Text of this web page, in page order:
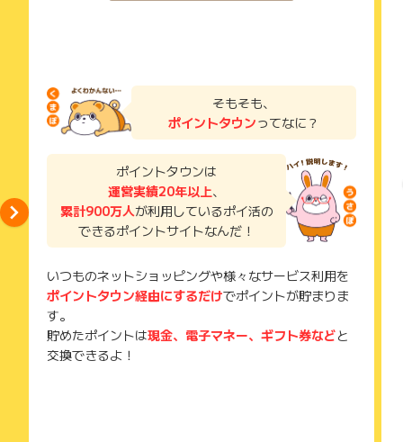
そもそも、
ポイントタウンってなに？
ポイントタウンは
運営実績20年以上、
累計900万人が利用しているポイ活の
できるポイントサイトなんだ！
いつものネットショッピングや様々なサービス利用を
ポイントタウン経由にするだけでポイントが貯まりま
す。
貯めたポイントは現金、電子マネー、ギフト券などと
交換できるよ！